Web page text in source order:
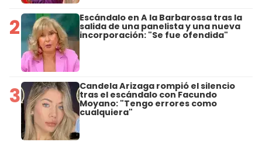
2 Escándalo en A la Barbarossa tras la
salida de una panelista y una nueva
incorporación: "Se fue ofendida"
3 Candela Arizaga rompió el silencio
tras el escándalo con Facundo
Moyano: "Tengo errores como
cualquiera"